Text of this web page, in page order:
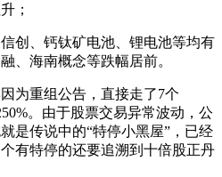
；
创、钙钛矿电池、锂电池等均有
、海南概念等跌幅居前。
为重组公告，直接走了7个
。由于股票交易异常波动，公
是传说中的“特停小黑屋”，已经
有特停的还要追溯到十倍股正丹